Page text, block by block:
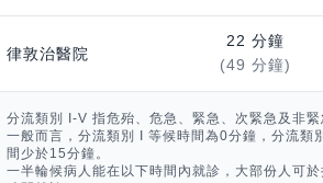
律敦治醫院
22 分鐘
(49 分鐘)
分流類別 I-V 指危殆、危急、緊急、次緊急及非緊
一般而言，分流類別 I 等候時間為0分鐘，分流類
間少於15分鐘。
一半輪候病人能在以下時間內就診，大部份人可